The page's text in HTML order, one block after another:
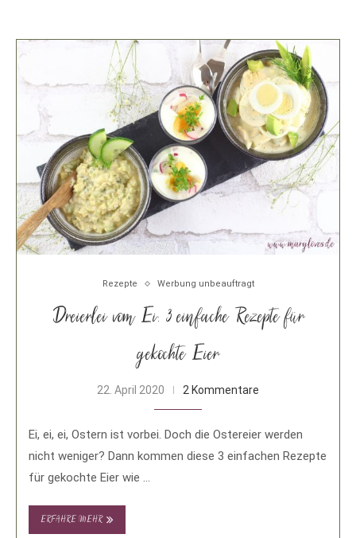
Rezepte Werbung unbeauftragt
Dreierlei vom Ei: 3 einfache Rezepte für
gekochte Eier
22. April 2020 2 Kommentare
Ei, ei, ei, Ostern ist vorbei. Doch die Ostereier werden
nicht weniger? Dann kommen diese 3 einfachen Rezepte
für gekochte Eier wie …
ERFAHRE MEHR